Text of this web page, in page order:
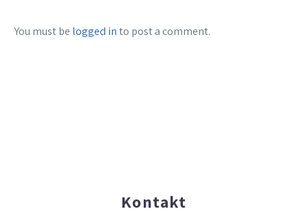
You must be logged into post a comment.
Kontakt